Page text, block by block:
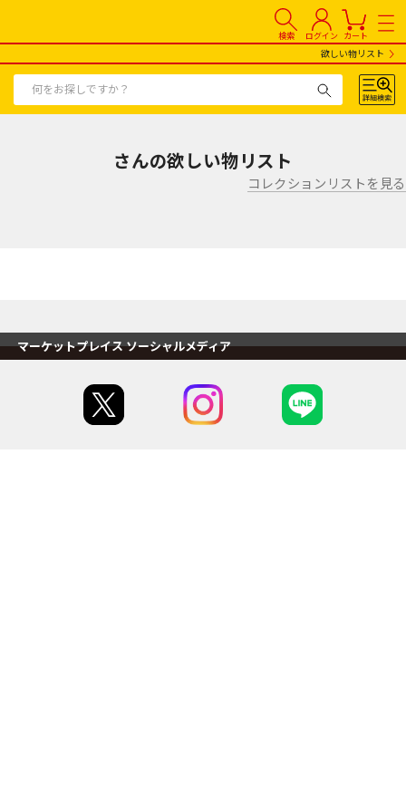
検索 ログイン カート
欲しい物リスト
さんの欲しい物リスト
コレクションリストを見る
マーケットプレイス ソーシャルメディア